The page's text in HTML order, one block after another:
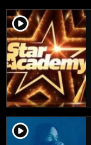
player2
player2